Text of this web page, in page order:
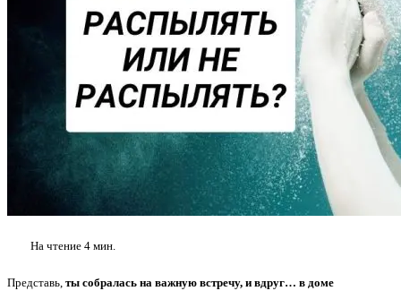
На чтение 4 мин.
Представь, ты собралась на важную встречу, и вдруг… в доме